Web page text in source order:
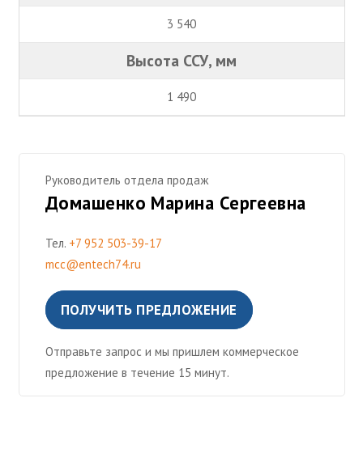
3 540
Высота ССУ, мм
1 490
Руководитель отдела продаж
Домашенко Марина Сергеевна
Тел. +7 952 503-39-17
mcc@entech74.ru
ПОЛУЧИТЬ ПРЕДЛОЖЕНИЕ
Отправьте запрос и мы пришлем коммерческое
предложение в течение 15 минут.